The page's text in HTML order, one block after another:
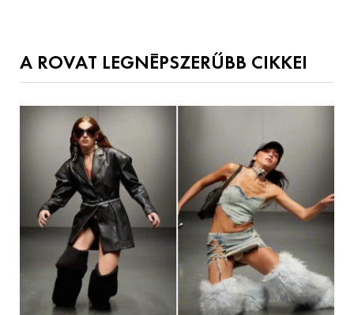
A ROVAT LEGNÉPSZERŰBB CIKKEI